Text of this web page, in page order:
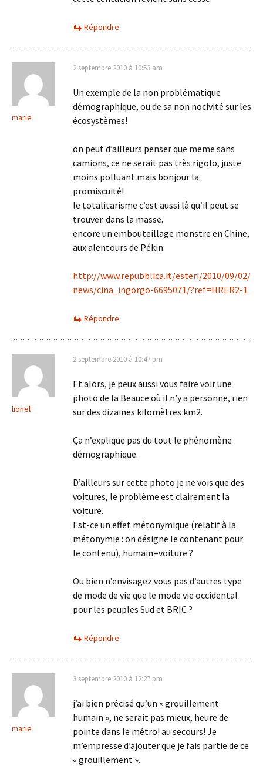
Répondre
marie
2 septembre 2010 à 10:53 am
Un exemple de la non problématique
démographique, ou de sa non nocivité sur les
écosystèmes!
on peut d’ailleurs penser que meme sans
camions, ce ne serait pas très rigolo, juste
moins polluant mais bonjour la
promiscuité!
le totalitarisme c’est aussi là qu’il peut se
trouver. dans la masse.
encore un embouteillage monstre en Chine,
aux alentours de Pékin:
http://www.repubblica.it/esteri/2010/09/02/
news/cina_ingorgo-6695071/?ref=HRER2-1
Répondre
lionel
2 septembre 2010 à 10:47 pm
Et alors, je peux aussi vous faire voir une
photo de la Beauce où il n’y a personne, rien
sur des dizaines kilomètres km2.
Ça n’explique pas du tout le phénomène
démographique.
D’ailleurs sur cette photo je ne vois que des
voitures, le problème est clairement la
voiture.
Est-ce un effet métonymique (relatif à la
métonymie : on désigne le contenant pour
le contenu), humain=voiture ?
Ou bien n’envisagez vous pas d’autres type
de mode de vie que le mode vie occidental
pour les peuples Sud et BRIC ?
Répondre
marie
3 septembre 2010 à 12:27 pm
j’ai bien précisé qu’un « grouillement
humain », ne serait pas mieux, heure de
pointe dans le métro! au secours! Je
m’empresse d’ajouter que je fais partie de ce
« grouillement ».